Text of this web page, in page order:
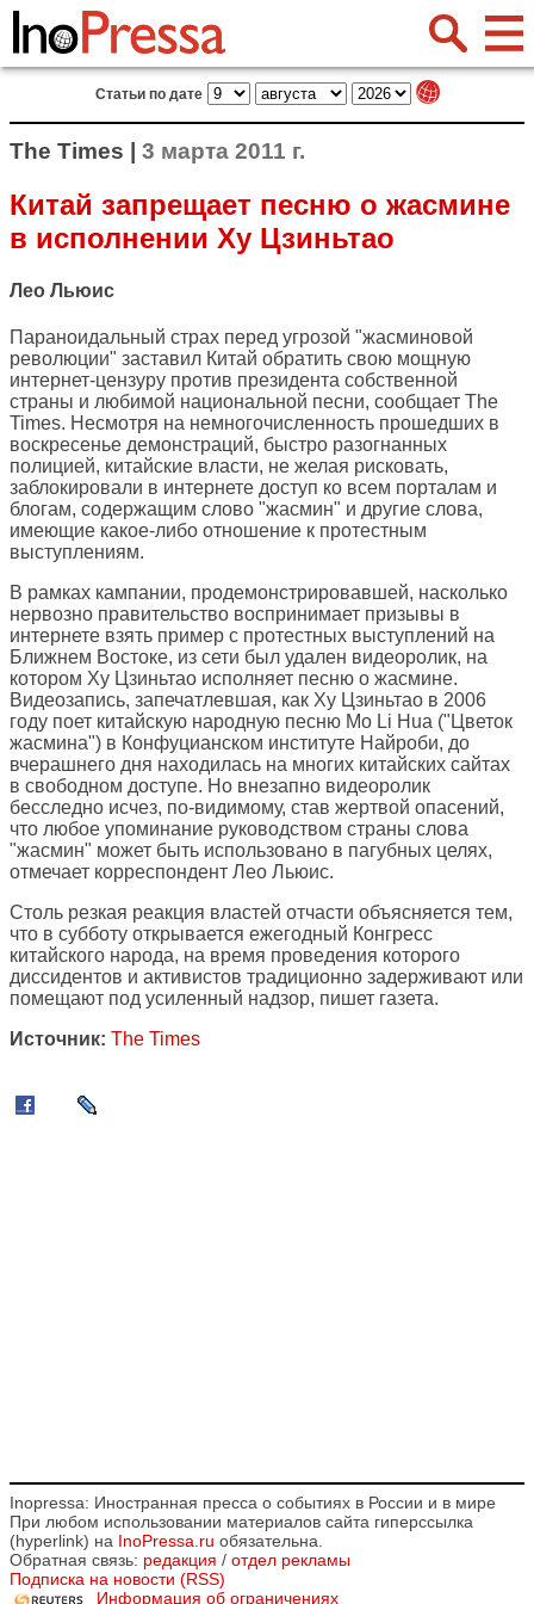
Статьи по дате
The Times | 3 марта 2011 г.
Китай запрещает песню о жасмине
в исполнении Ху Цзиньтао
Лео Льюис
Параноидальный страх перед угрозой "жасминовой
революции" заставил Китай обратить свою мощную
интернет-цензуру против президента собственной
страны и любимой национальной песни, сообщает The
Times. Несмотря на немногочисленность прошедших в
воскресенье демонстраций, быстро разогнанных
полицией, китайские власти, не желая рисковать,
заблокировали в интернете доступ ко всем порталам и
блогам, содержащим слово "жасмин" и другие слова,
имеющие какое-либо отношение к протестным
выступлениям.
В рамках кампании, продемонстрировавшей, насколько
нервозно правительство воспринимает призывы в
интернете взять пример с протестных выступлений на
Ближнем Востоке, из сети был удален видеоролик, на
котором Ху Цзиньтао исполняет песню о жасмине.
Видеозапись, запечатлевшая, как Ху Цзиньтао в 2006
году поет китайскую народную песню Mo Li Hua ("Цветок
жасмина") в Конфуцианском институте Найроби, до
вчерашнего дня находилась на многих китайских сайтах
в свободном доступе. Но внезапно видеоролик
бесследно исчез, по-видимому, став жертвой опасений,
что любое упоминание руководством страны слова
"жасмин" может быть использовано в пагубных целях,
отмечает корреспондент Лео Льюис.
Столь резкая реакция властей отчасти объясняется тем,
что в субботу открывается ежегодный Конгресс
китайского народа, на время проведения которого
диссидентов и активистов традиционно задерживают или
помещают под усиленный надзор, пишет газета.
Источник: The Times
Inopressa: Иностранная пресса о событиях в России и в мире
При любом использовании материалов сайта гиперссылка
(hyperlink) на InoPressa.ru обязательна.
Обратная связь: редакция / отдел рекламы
Подписка на новости (RSS)
Информация об ограничениях